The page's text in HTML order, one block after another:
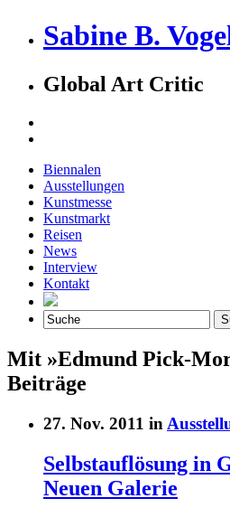
Sabine B.
Global Art Critic
Biennalen
Ausstellungen
Kunstmesse
Kunstmarkt
Reisen
News
Interview
Kontakt
Mit »Edmund Pick-
Beiträge
27. Nov. 2011 in
Selbstauflösung in
Neuen Galerie